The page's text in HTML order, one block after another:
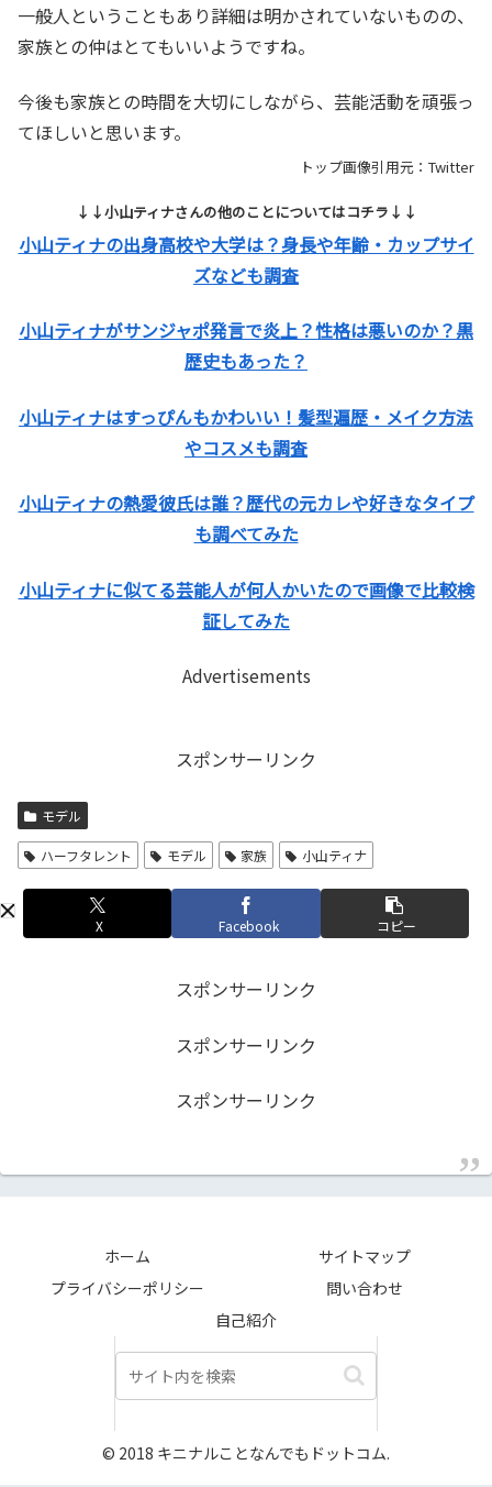
一般人ということもあり詳細は明かされていないものの、
家族との仲はとてもいいようですね。
今後も家族との時間を大切にしながら、芸能活動を頑張っ
てほしいと思います。
トップ画像引用元：Twitter
↓↓小山ティナさんの他のことについてはコチラ↓↓
小山ティナの出身高校や大学は？身長や年齢・カップサイ
ズなども調査
小山ティナがサンジャポ発言で炎上？性格は悪いのか？黒
歴史もあった？
小山ティナはすっぴんもかわいい！髪型遍歴・メイク方法
やコスメも調査
小山ティナの熱愛彼氏は誰？歴代の元カレや好きなタイプ
も調べてみた
小山ティナに似てる芸能人が何人かいたので画像で比較検
証してみた
Advertisements
スポンサーリンク
モデル
ハーフタレント モデル 家族 小山ティナ
X Facebook コピー
スポンサーリンク
スポンサーリンク
スポンサーリンク
ホーム
サイトマップ
プライバシーポリシー
問い合わせ
自己紹介
© 2018 キニナルことなんでもドットコム.